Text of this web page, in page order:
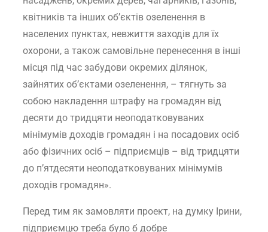
квітників та інших об’єктів озеленення в
населених пунктах, невжиття заходів для їх
охорони, а також самовільне перенесення в інші
місця під час забудови окремих ділянок,
зайнятих об’єктами озеленення, – тягнуть за
собою накладення штрафу на громадян від
десяти до тридцяти неоподатковуваних
мінімумів доходів громадян і на посадових осіб
або фізичних осіб – підприємців – від тридцяти
до п’ятдесяти неоподатковуваних мінімумів
доходів громадян».
Перед тим як замовляти проект, на думку Ірини,
підприємцю треба було б добре